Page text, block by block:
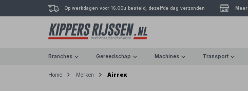
Op werkdagen voor 16.00u besteld, dezelfde dag verzonden
Branches Gereedschap Machines Transport
Home Merken Airrex